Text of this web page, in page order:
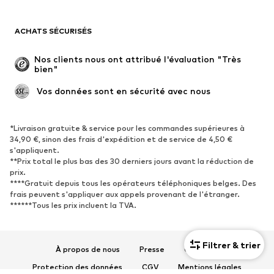
Filtrer & trier
Occasions spéciales
Exclusif
Remise à neuf
Nouveautés
Tendance
Baskets
Bottines
Escarpins et talons hauts
Bottes
Sandales
Chaussures basses
Chaussures de sport
Ballerines
ACHATS SÉCURISÉS
Nos clients nous ont attribué l'évaluation "Très
bien"
Vos données sont en sécurité avec nous
*Livraison gratuite & service pour les commandes supérieures à
34,90 €, sinon des frais d'expédition et de service de 4,50 €
s'appliquent.
**Prix total le plus bas des 30 derniers jours avant la réduction de
prix.
****Gratuit depuis tous les opérateurs téléphoniques belges. Des
frais peuvent s'appliquer aux appels provenant de l'étranger.
******Tous les prix incluent la TVA.
À propos de nous Presse
Carrières
Protection des données
CGV Mentions légales